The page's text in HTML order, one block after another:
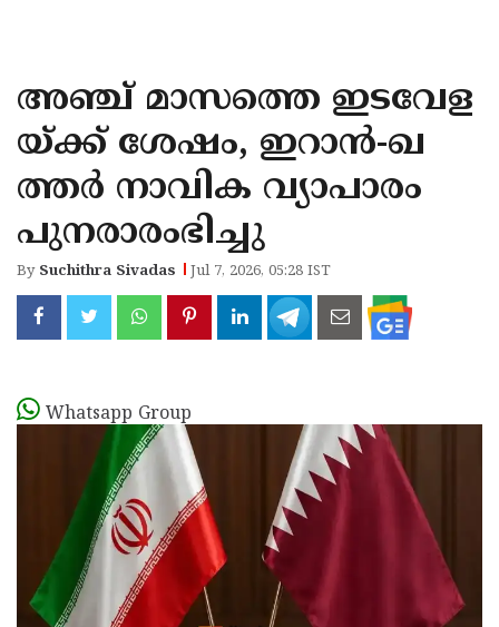
KANNUR
KASARAGOD
അഞ്ച് മാസത്തെ ഇടവേള
യ്ക്ക് ശേഷം, ഇറാന്‍-ഖ
ത്തര്‍ നാവിക വ്യാപാരം
പുനരാരംഭിച്ചു
By Suchithra Sivadas Jul 7, 2026, 05:28 IST
Whatsapp Group